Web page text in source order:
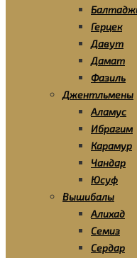
Герцек
Давут
Дамат
Фазиль
Джентльмены
Аламус
Ибрагим
Карамур
Чандар
Юсуф
Вышибалы
Алихад
Семиз
Сердар